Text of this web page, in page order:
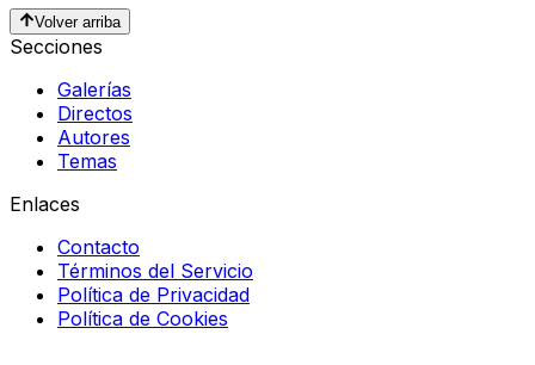
Volver arriba
Secciones
Galerías
Directos
Autores
Temas
Enlaces
Contacto
Términos del Servicio
Política de Privacidad
Política de Cookies